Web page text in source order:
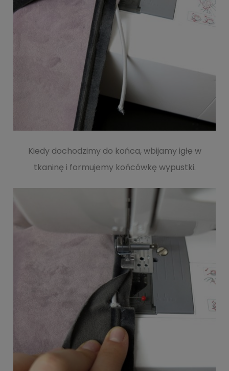
Kiedy dochodzimy do końca, wbijamy igłę w
tkaninę i formujemy końcówkę wypustki.